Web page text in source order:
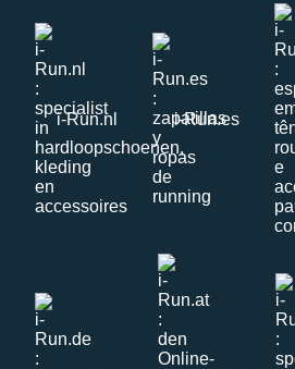
i-Run.nl i-Run.es